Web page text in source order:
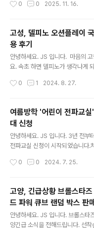
인천공항 T1 에서 T2로 이동해서
이 된다는 써모스 보온 도시락 맛있
입하는 제품이죠! 보온 도시락 최
우리 아이에게 따뜻한 밥 한 끼를
도시락입니다.겨울에도 따뜻하게
로 정했다.
0 0 2025. 11. 16.
고성, 델피노 오션플레이
용 후기
안녕하세요. JS 입니다. 마음의 고
요. 속초 하면 델피노가 생각나게
크가 있기 때문이죠! 한화 리조트
까지 가능해서 좋아합니다. 델피
치해 있어요.속초와 고성의 중간
플레이실외, 실내존다양한 놀이 시
있을 건 다 있는 곳~!저는 사우나
나를 나가시면 경치 정말 좋아요.
미들시즌으로 나눠 있고, 가격이
0 1 2024. 8. 27.
여름방학 '어린이 전파교
대 신청
안녕하세요. JS 입니다. 3년 전부
전파교실 신청이 시작되었습니다.
이 되어도 연령 제한으로 신청이
관에서 이틀 진행되고, 그 외 지역
코로나 때 무선키트 제공해 주었
요. 5개 기관이 함께 하는 '놀러 와
2024년 8월 8일 목요일 ~ 9일
~ 17:00 (12:30까지 도착)대상 :
0 0 2024. 7. 25.
고양, 긴급상황 브롤스타
드 파워 큐브 랜덤 박스 판
안녕하세요. JS 입니다. 브롤스타
양긴급 소식을 전해드립니다. 선